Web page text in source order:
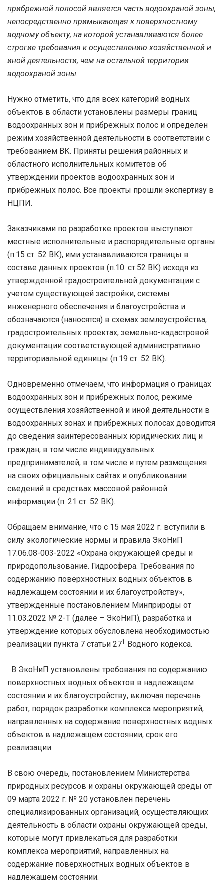
прибрежной полосой является часть водоохраной зоны,
непосредственно примыкающая к поверхностному
водному объекту, на которой устанавливаются более
строгие требования к осуществлению хозяйственной и
иной деятельности, чем на остальной территории
водоохраной зоны.
Нужно отметить, что для всех категорий водных
объектов в области установлены размеры границ
водоохранных зон и прибрежных полос и определен
режим хозяйственной деятельности в соответствии с
требованием ВК. Приняты решения районных и
областного исполнительных комитетов об
утверждении проектов водоохранных зон и
прибрежных полос. Все проекты прошли экспертизу в
НЦПИ.
Заказчиками по разработке проектов выступают
местные исполнительные и распорядительные органы
(п.15 ст. 52 ВК), ими устанавливаются границы в
составе данных проектов (п.10. ст.52 ВК) исходя из
утвержденной градостроительной документации с
учетом существующей застройки, системы
инженерного обеспечения и благоустройства и
обозначаются (наносятся) в схемах землеустройства,
градостроительных проектах, земельно-кадастровой
документации соответствующей административно
территориальной единицы (п.19 ст. 52 ВК).
Одновременно отмечаем, что информация о границах
водоохранных зон и прибрежных полос, режиме
осуществления хозяйственной и иной деятельности в
водоохранных зонах и прибрежных полосах доводится
до сведения заинтересованных юридических лиц и
граждан, в том числе индивидуальных
предпринимателей, в том числе и путем размещения
на своих официальных сайтах и опубликовании
сведений в средствах массовой районной
информации (п. 21 ст. 52 ВК).
Обращаем внимание, что с 15 мая 2022 г. вступили в
силу экологические нормы и правила ЭкоНиП
17.06.08-003-2022 «Охрана окружающей среды и
природопользование. Гидросфера. Требования по
содержанию поверхностных водных объектов в
надлежащем состоянии и их благоустройству»,
утвержденные постановлением Минприроды от
11.03.2022 № 2-Т (далее – ЭкоНиП), разработка и
утверждение которых обусловлена необходимостью
реализации пункта 7 статьи 271 Водного кодекса.
В ЭкоНиП установлены требования по содержанию
поверхностных водных объектов в надлежащем
состоянии и их благоустройству, включая перечень
работ, порядок разработки комплекса мероприятий,
направленных на содержание поверхностных водных
объектов в надлежащем состоянии, срок его
реализации.
В свою очередь, постановлением Министерства
природных ресурсов и охраны окружающей среды от
09 марта 2022 г. № 20 установлен перечень
специализированных организаций, осуществляющих
деятельность в области охраны окружающей среды,
которые могут привлекаться для разработки
комплекса мероприятий, направленных на
содержание поверхностных водных объектов в
надлежащем состоянии.